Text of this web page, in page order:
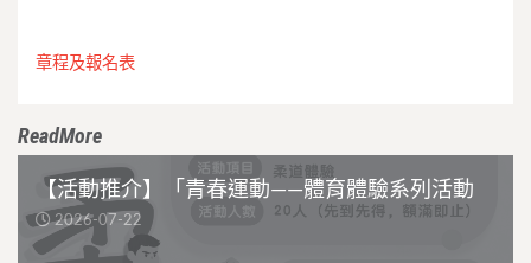
章程及報名表
ReadMore
【活動推介】「青春運動——體育體驗系列活動
2026-07-22